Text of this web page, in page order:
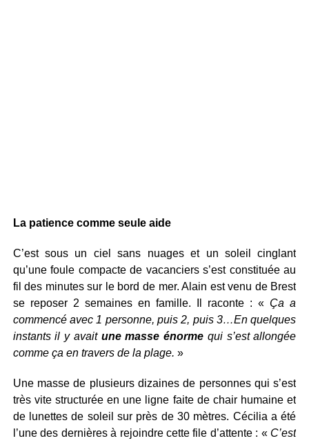
La patience comme seule aide
C’est sous un ciel sans nuages et un soleil cinglant
qu’une foule compacte de vacanciers s’est constituée au
fil des minutes sur le bord de mer. Alain est venu de Brest
se reposer 2 semaines en famille. Il raconte : « Ça a
commencé avec 1 personne, puis 2, puis 3…En quelques
instants il y avait une masse énorme qui s’est allongée
comme ça en travers de la plage. »
Une masse de plusieurs dizaines de personnes qui s’est
très vite structurée en une ligne faite de chair humaine et
de lunettes de soleil sur près de 30 mètres. Cécilia a été
l’une des dernières à rejoindre cette file d’attente : « C’est